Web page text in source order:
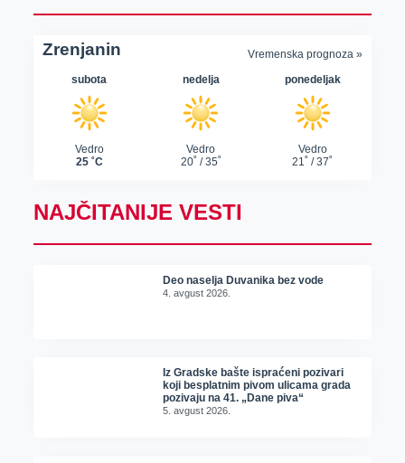
NAJČITANIJE VESTI
Deo naselja Duvanika bez vode
4. avgust 2026.
Iz Gradske bašte ispraćeni pozivari
koji besplatnim pivom ulicama grada
pozivaju na 41. „Dane piva“
5. avgust 2026.